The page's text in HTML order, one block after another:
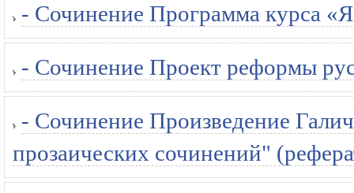
- Сочинение Программа курса
- Сочинение Проект реформы
- Сочинение Произведение
прозаических сочинений"